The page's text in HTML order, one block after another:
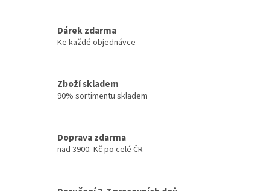
Dárek zdarma
Ke každé objednávce
Zboží skladem
90% sortimentu skladem
Doprava zdarma
nad 3900.-Kč po celé ČR